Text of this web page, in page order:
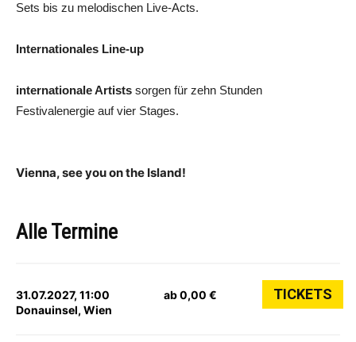
Sets bis zu melodischen Live-Acts.
Internationales Line-up
internationale Artists sorgen für zehn Stunden
Festivalenergie auf vier Stages.
Vienna, see you on the Island!
Alle Termine
31.07.2027, 11:00
Donauinsel, Wien
ab 0,00 € TICKETS